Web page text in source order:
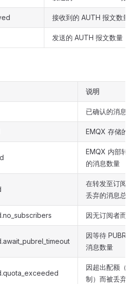
接收到的 AUTH 报文数量
发送的 AUTH 报文数量
说明
已确认的消息数
EMQX 存储的
EMQX 内部转
的消息数量
在转发至订阅流
丢弃的消息总数
因无订阅者而被
因等待
消息数量
因超出配额（通
制）而被丢弃的